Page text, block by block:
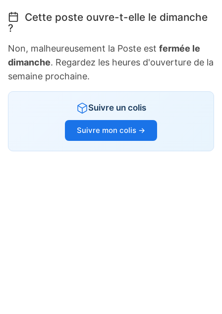
Cette poste ouvre-t-elle le dimanche
?
Non, malheureusement la Poste est fermée le
dimanche. Regardez les heures d'ouverture de la
semaine prochaine.
Suivre un colis
Suivre mon colis →